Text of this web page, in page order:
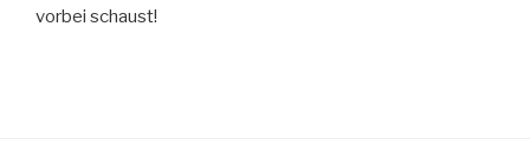
vorbei schaust!